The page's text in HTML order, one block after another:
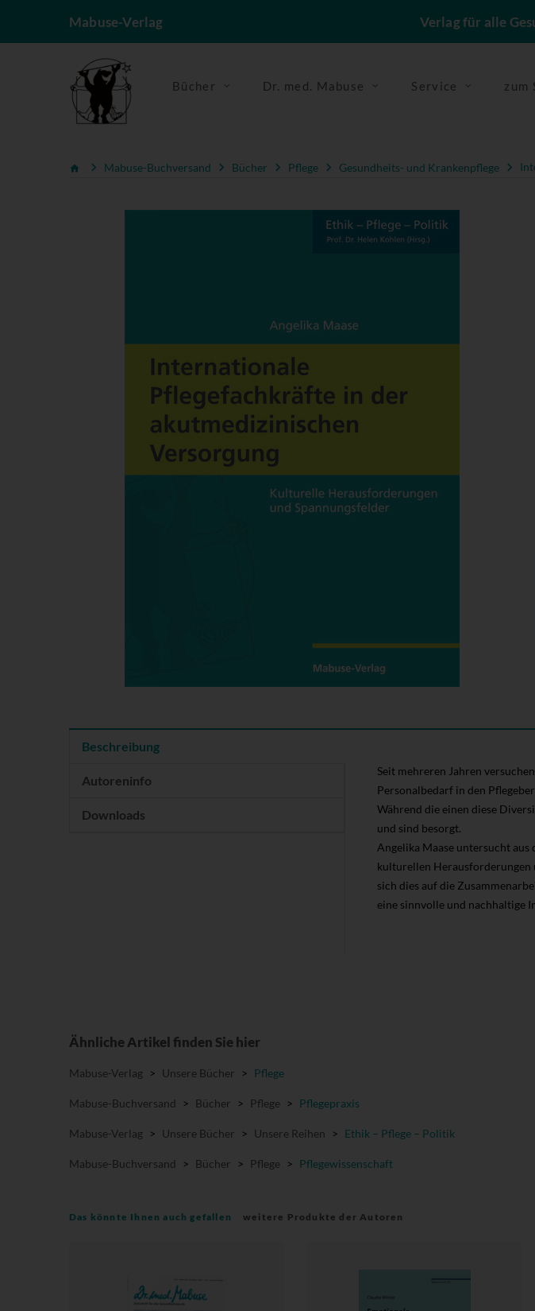
Mabuse-Verlag Verlag für alle
Bücher Dr. med. Mabuse Service zum
Mabuse-Buchversand Bücher Pflege Gesundheits- und Krankenpflege
Beschreibung
Autoreninfo
Downloads
Seit mehreren Jahren
Personalbedarf in den
Während die einen diese
und sind besorgt.
Angelika Maase untersucht
kulturellen Herausforderungen
sich dies auf die
eine sinnvolle und nachhaltige
Ähnliche Artikel finden Sie hier
Mabuse-Verlag > Unsere Bücher > Pflege
Mabuse-Buchversand > Bücher > Pflege > Pflegepraxis
Mabuse-Verlag > Unsere Bücher > Unsere Reihen > Ethik – Pflege – Politik
Mabuse-Buchversand > Bücher > Pflege > Pflegewissenschaft
Das könnte Ihnen auch gefallen weitere Produkte der Autoren